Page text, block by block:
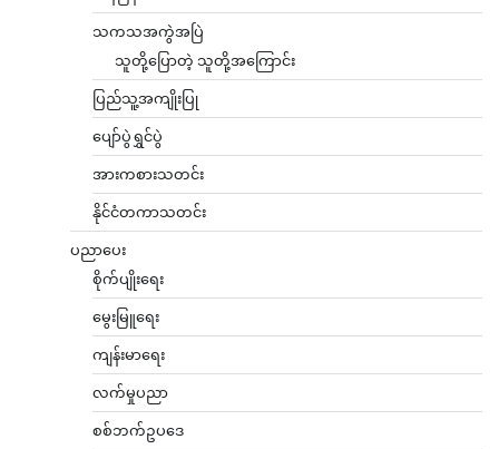
သကသအကွဲအပြဲ
သူတို့ပြောတဲ့ သူတို့အကြောင်း
ပြည်သူ့အကျိုးပြု
ပျော်ပွဲရွှင်ပွဲ
အားကစားသတင်း
နိုင်ငံတကာသတင်း
ပညာပေး
စိုက်ပျိုးရေး
မွေးမြူရေး
ကျန်းမာရေး
လက်မှုပညာ
စစ်ဘက်ဥပဒေ